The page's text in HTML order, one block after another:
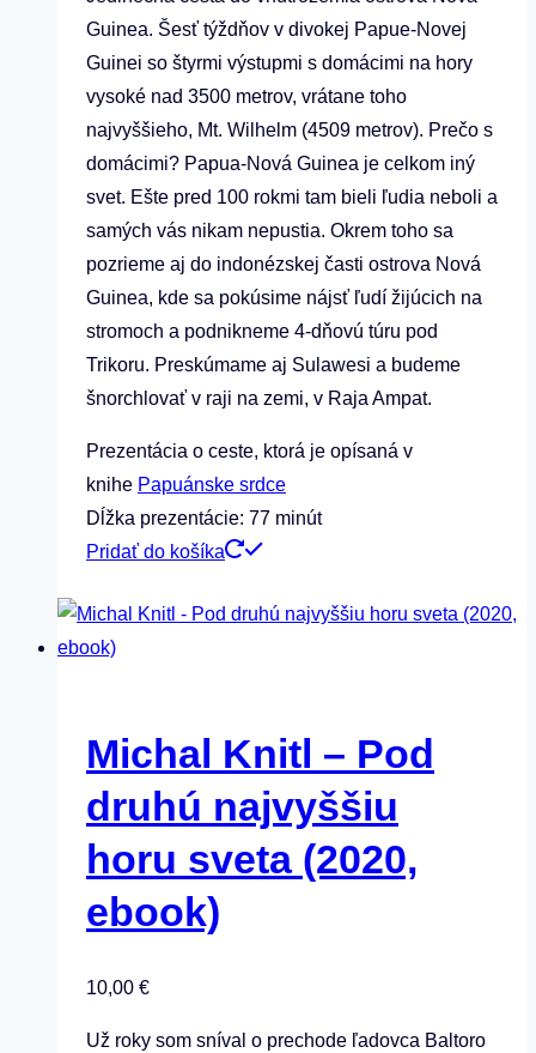
Guinea. Šesť týždňov v divokej Papue-Novej
Guinei so štyrmi výstupmi s domácimi na hory
vysoké nad 3500 metrov, vrátane toho
najvyššieho, Mt. Wilhelm (4509 metrov). Prečo s
domácimi? Papua-Nová Guinea je celkom iný
svet. Ešte pred 100 rokmi tam bieli ľudia neboli a
samých vás nikam nepustia. Okrem toho sa
pozrieme aj do indonézskej časti ostrova Nová
Guinea, kde sa pokúsime nájsť ľudí žijúcich na
stromoch a podnikneme 4-dňovú túru pod
Trikoru. Preskúmame aj Sulawesi a budeme
šnorchlovať v raji na zemi, v Raja Ampat.
Prezentácia o ceste, ktorá je opísaná v
knihe Papuánske srdce
Dĺžka prezentácie: 77 minút
Pridať do košíka
Michal Knitl – Pod
druhú najvyššiu
horu sveta (2020,
ebook)
10,00 €
Už roky som sníval o prechode ľadovca Baltoro